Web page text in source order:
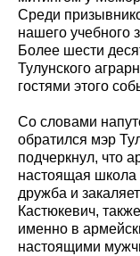
Среди
нашего учебного
Более шести
Тулунского
гостями этого
Со словами
обратился мэр
подчеркнул, что
настоящая школа
дружба и
Кастюкевич,
именно в
настоящими